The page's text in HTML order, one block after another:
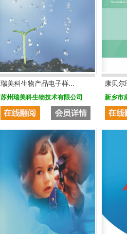
瑞美科生物产品电子样...
苏州瑞美科生物技术有限公司
康贝
新乡市